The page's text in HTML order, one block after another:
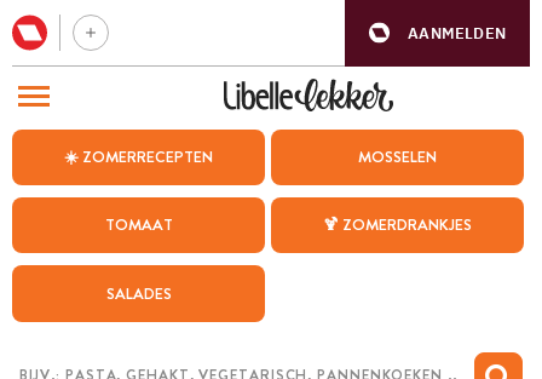
AANMELDEN
☀️ ZOMERRECEPTEN MOSSELEN
TOMAAT 🍹 ZOMERDRANKJES
SALADES
BEZOEK ONZE ANDERE WEBSITES
WEEKMENU
CHAT MET MAIA